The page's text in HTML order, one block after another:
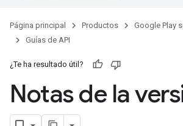
Página principal Productos
Google Play
Guías de API
¿Te ha resultado útil?
Notas de la